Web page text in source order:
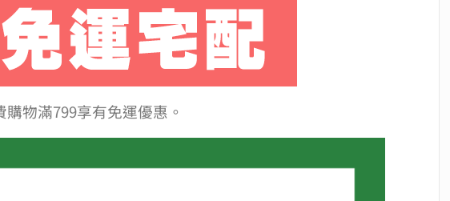
購物滿799享有免運優惠。